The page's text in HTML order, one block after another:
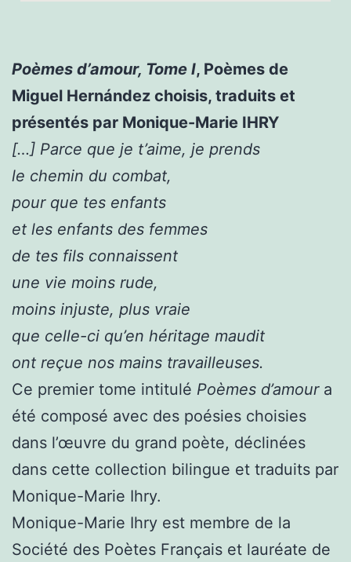
Poèmes d’amour, Tome I, Poèmes de
Miguel Hernández choisis, traduits et
présentés par Monique-Marie IHRY
[…] Parce que je t’aime, je prends
le chemin du combat,
pour que tes enfants
et les enfants des femmes
de tes fils connaissent
une vie moins rude,
moins injuste, plus vraie
que celle-ci qu’en héritage maudit
ont reçue nos mains travailleuses.
Ce premier tome intitulé Poèmes d’amoura
été composé avec des poésies choisies
dans l’œuvre du grand poète, déclinées
dans cette collection bilingue et traduits par
Monique-Marie Ihry.
Monique-Marie Ihry est membre de la
Société des Poètes Français et lauréate de